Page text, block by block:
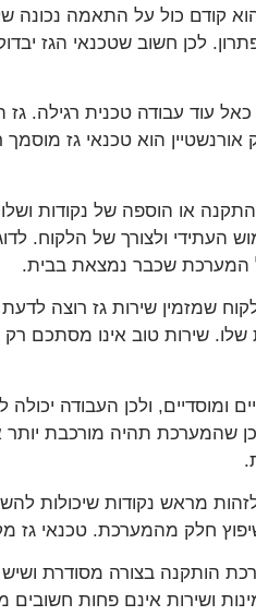
קודם כול על התאמה
לכן חשוב שטכנאי הגז
עוד עבודה טכנית רגילה.
התקנה או הוספה של נקודות
העתידי ולצורך של הלקוח.
המערכת שכבר נמצאת בבית.
שמזמין שירות גז רוצה
שלו. שירות טוב אינו מסתכם
ומוסדיים, ולכן העבודה
שהמערכת תהיה מורכבת
מראש נקודות שיכולות
חלק מהמערכת. טכנאי גז
הותקנה בצורה מסודרת ושיש
ושירות אינם פחות חשובים